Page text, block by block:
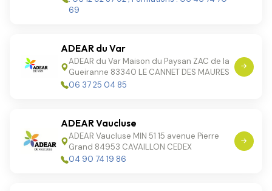
69
ADEAR du Var
ADEAR du Var Maison du Paysan ZAC de la
Gueiranne 83340 LE CANNET DES MAURES
06 37 25 04 85
ADEAR Vaucluse
ADEAR Vaucluse MIN 51 15 avenue Pierre
Grand 84953 CAVAILLON CEDEX
04 90 74 19 86